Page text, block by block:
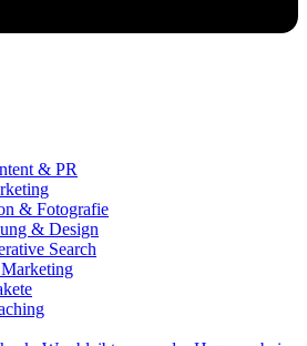
& PR
& Fotografie
& Design
Search